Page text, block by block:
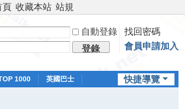
頁 收藏本站 站規
自動登錄
找回密碼
登錄 會員申請加入
快捷導覽
1000
英國巴士